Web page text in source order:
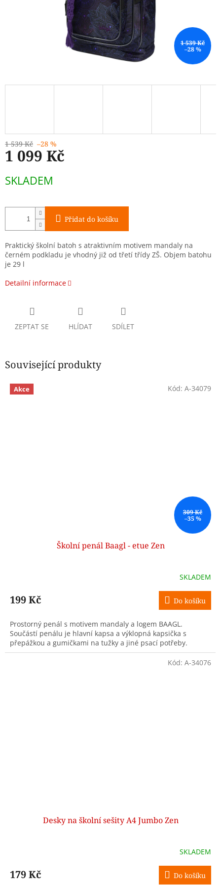
1 539 Kč
–28 %
1 539 Kč –28 %
1 099 Kč
cena:
SKLADEM
Přidat do košíku
Praktický školní batoh s atraktivním motivem mandaly na
černém podkladu je vhodný již od třetí třídy ZŠ. Objem batohu
je 29 l
Detailní informace
ZEPTAT SE HLÍDAT SDÍLET
Související produkty
Akce
309 Kč
–35 %
Školní penál Baagl - etue Zen
SKLADEM
199 Kč Do košíku
Prostorný penál s motivem mandaly a logem BAAGL.
Součástí penálu je hlavní kapsa a výklopná kapsička s
přepážkou a gumičkami na tužky a jiné psací potřeby.
Kód: A-34079
Desky na školní sešity A4 Jumbo Zen
SKLADEM
179 Kč Do košíku
Kód: A-34076